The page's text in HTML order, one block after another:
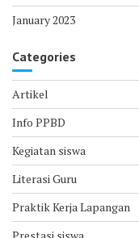
January 2023
Categories
Artikel
Info PPBD
Kegiatan siswa
Literasi Guru
Praktik Kerja Lapangan